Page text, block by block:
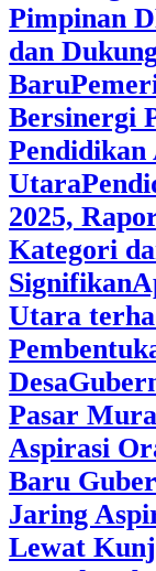
Pimpinan
dan
Baru
Bersinergi
Utara
2025,
Kategori
Signifikan
Utara
Desa
Pasar
Aspirasi
Baru
Jaring
Lewat